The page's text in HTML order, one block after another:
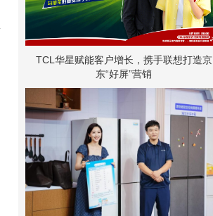
TCL华星赋能客户增长，携手联想打造京
东“好屏”营销